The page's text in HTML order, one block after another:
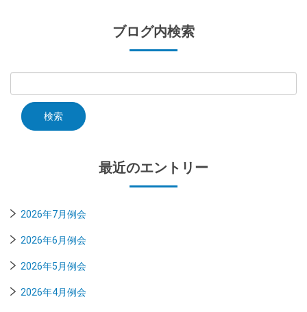
ブログ内検索
最近のエントリー
2026年7月例会
2026年6月例会
2026年5月例会
2026年4月例会